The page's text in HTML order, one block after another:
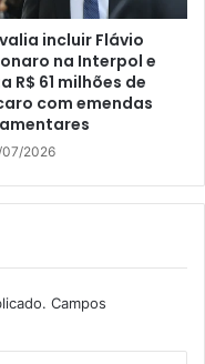
incluir Flávio
na Interpol e
R$ 61 milhões de
com emendas
2026
Campos